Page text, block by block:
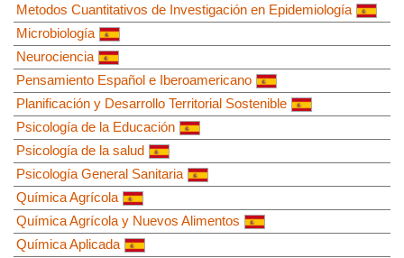
Metodos Cuantitativos de Investigación en Epidemiología
Microbiología
Neurociencia
Pensamiento Español e Iberoamericano
Planificación y Desarrollo Territorial Sostenible
Psicología de la Educación
Psicología de la salud
Psicología General Sanitaria
Química Agrícola
Química Agrícola y Nuevos Alimentos
Química Aplicada